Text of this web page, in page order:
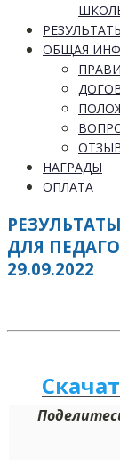
ОБЩАЯ
НАГРАДЫ
ОПЛАТА
ДЛЯ
29.09.2022